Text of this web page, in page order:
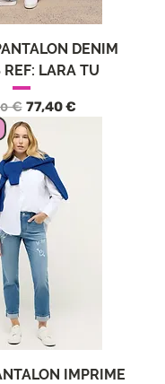
DENIM
REF: LARA TU
цена
€ Цена со скидкой
77,40 €
IMPRIME